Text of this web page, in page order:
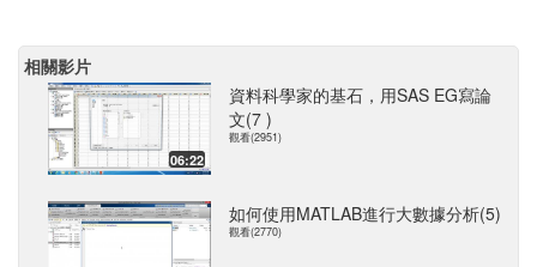
相關影片
06:22
資料科學家的基石，用SAS EG寫論
文(7 )
觀看(2951)
如何使用MATLAB進行大數據分析(5)
觀看(2770)